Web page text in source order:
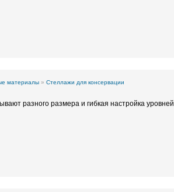
материалы » Стеллажи для консервации
разного размера и гибкая настройка уровней